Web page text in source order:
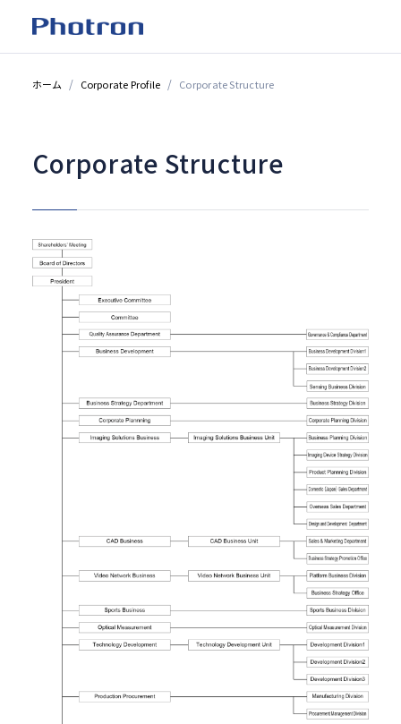
ホーム Corporate Profile Corporate Structure
Corporate Structure